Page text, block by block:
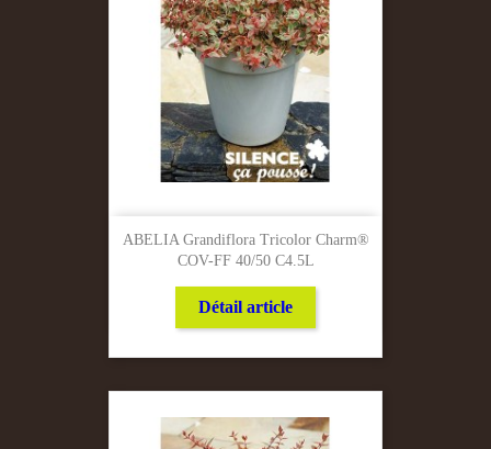
ABELIA Grandiflora Tricolor Charm®
COV-FF 40/50 C4.5L
Détail article